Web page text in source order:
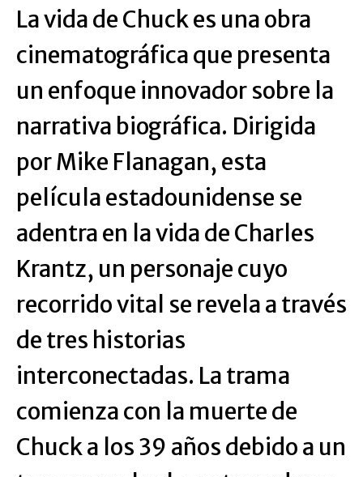
La vida de Chuck es una obra
cinematográfica que presenta
un enfoque innovador sobre la
narrativa biográfica. Dirigida
por Mike Flanagan, esta
película estadounidense se
adentra en la vida de Charles
Krantz, un personaje cuyo
recorrido vital se revela a través
de tres historias
interconectadas. La trama
comienza con la muerte de
Chuck a los 39 años debido a un